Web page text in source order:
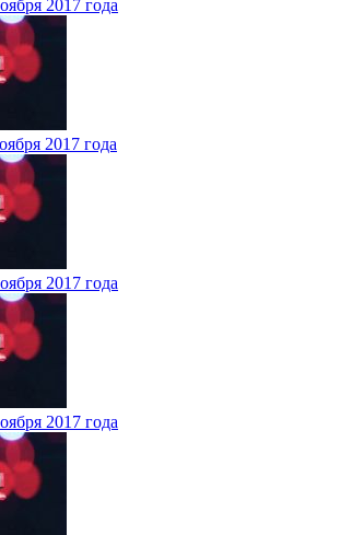
2017 года
2017 года
2017 года
2017 года